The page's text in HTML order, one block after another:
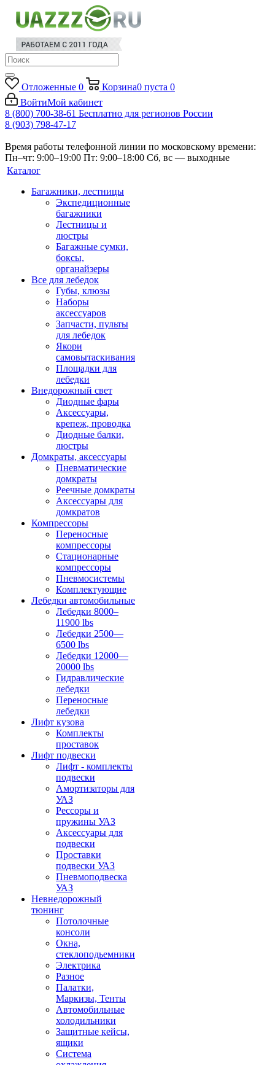
Отложенные 0 Корзина0 пуста 0
ВойтиМой кабинет
8 (800) 700-38-61 Бесплатно для регионов России
8 (903) 798-47-17
Время работы телефонной линии по московскому времени:
Пн–чт: 9:00–19:00 Пт: 9:00–18:00 Сб, вс — выходные
Каталог
Багажники, лестницы
Экспедиционные
багажники
Лестницы и
люстры
Багажные сумки,
боксы,
органайзеры
Все для лебедок
Губы, клюзы
Наборы
аксессуаров
Запчасти, пульты
для лебедок
Якори
самовытаскивания
Площадки для
лебедки
Внедорожный свет
Диодные фары
Аксессуары,
крепеж, проводка
Диодные балки,
люстры
Домкраты, аксессуары
Пневматические
домкраты
Реечные домкраты
Аксессуары для
домкратов
Компрессоры
Переносные
компрессоры
Стационарные
компрессоры
Пневмосистемы
Комплектующие
Лебедки автомобильные
Лебедки 8000–
11900 lbs
Лебедки 2500—
6500 lbs
Лебедки 12000—
20000 lbs
Гидравлические
лебедки
Переносные
лебедки
Лифт кузова
Комплекты
проставок
Лифт подвески
Лифт - комплекты
подвески
Амортизаторы для
УАЗ
Рессоры и
пружины УАЗ
Аксессуары для
подвески
Проставки
подвески УАЗ
Пневмоподвеска
УАЗ
Невнедорожный
тюнинг
Потолочные
консоли
Окна,
стеклоподьемники
Электрика
Разное
Палатки,
Маркизы, Тенты
Автомобильные
холодильники
Защитные кейсы,
ящики
Система